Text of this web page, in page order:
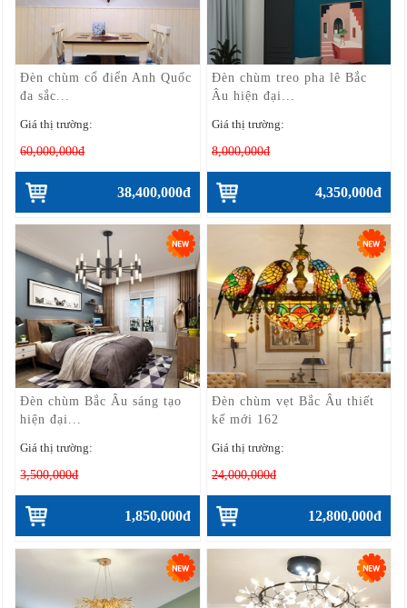
Đèn chùm cổ điển Anh Quốc
đa sắc...
Giá thị trường:
60,000,000đ
38,400,000đ
Đèn chùm treo pha lê Bắc
Âu hiện đại...
Giá thị trường:
8,000,000đ
4,350,000đ
Đèn chùm Bắc Âu sáng tạo
hiện đại...
Giá thị trường:
3,500,000đ
1,850,000đ
Đèn chùm vẹt Bắc Âu thiết
kế mới 162
Giá thị trường:
24,000,000đ
12,800,000đ